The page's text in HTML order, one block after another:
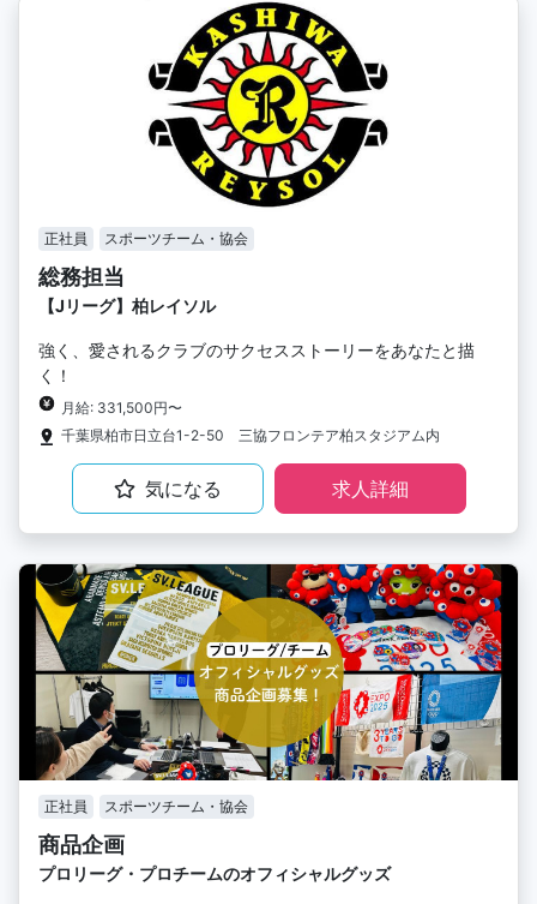
正社員 スポーツチーム・協会
総務担当
【Jリーグ】柏レイソル
強く、愛されるクラブのサクセスストーリーをあなたと描
く！
月給: 331,500円〜
千葉県柏市日立台1-2-50 三協フロンテア柏スタジアム内
気になる 求人詳細
正社員 スポーツチーム・協会
商品企画
プロリーグ・プロチームのオフィシャルグッズ